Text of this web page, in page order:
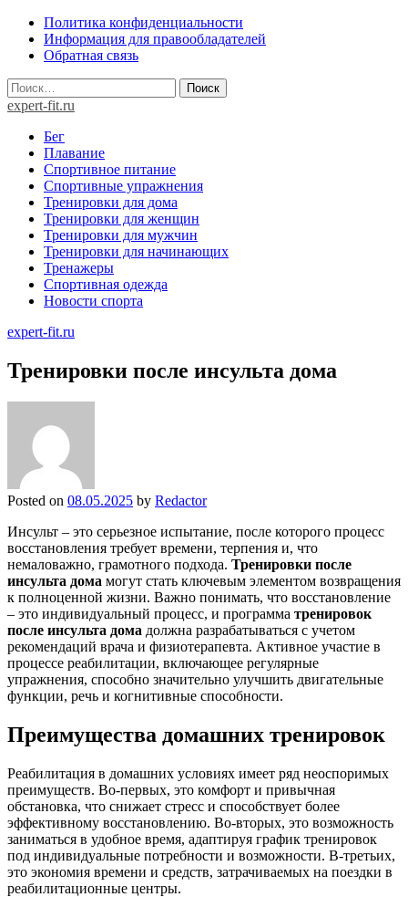
Skip
content
Политика конфиденциальности
Информация для правообладателей
Обратная связь
Найти:
expert-fit.ru
Бег
Плавание
Спортивное питание
Спортивные упражнения
Тренировки для дома
Тренировки для женщин
Тренировки для мужчин
Тренировки для начинающих
Тренажеры
Спортивная одежда
Новости спорта
expert-fit.ru
Тренировки после инсульта дома
Posted on 08.05.2025 by Redactor
Инсульт – это серьезное испытание, после которого процесс
восстановления требует времени, терпения и, что
немаловажно, грамотного подхода. Тренировки после
инсульта дома могут стать ключевым элементом возвращения
к полноценной жизни. Важно понимать, что восстановление
– это индивидуальный процесс, и программа тренировок
после инсульта дома должна разрабатываться с учетом
рекомендаций врача и физиотерапевта. Активное участие в
процессе реабилитации, включающее регулярные
упражнения, способно значительно улучшить двигательные
функции, речь и когнитивные способности.
Преимущества домашних тренировок
Реабилитация в домашних условиях имеет ряд неоспоримых
преимуществ. Во-первых, это комфорт и привычная
обстановка, что снижает стресс и способствует более
эффективному восстановлению. Во-вторых, это возможность
заниматься в удобное время, адаптируя график тренировок
под индивидуальные потребности и возможности. В-третьих,
это экономия времени и средств, затрачиваемых на поездки в
реабилитационные центры.